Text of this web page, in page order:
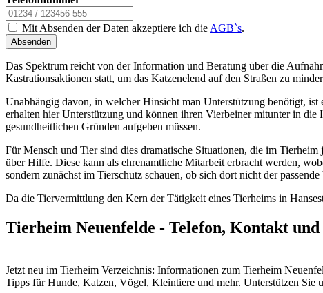
Mit Absenden der Daten akzeptiere ich die AGB`s.
Absenden
Das Spektrum reicht von der Information und Beratung über die
Kastrationsaktionen statt, um das Katzenelend auf den Straßen zu
Unabhängig davon, in welcher Hinsicht man Unterstützung benötigt,
erhalten hier Unterstützung und können ihren Vierbeiner mitunter in die
gesundheitlichen Gründen aufgeben müssen.
Für Mensch und Tier sind dies dramatische Situationen, die im
über Hilfe. Diese kann als ehrenamtliche Mitarbeit erbracht werden,
sondern zunächst im Tierschutz schauen, ob sich dort nicht der
Da die Tiervermittlung den Kern der Tätigkeit eines Tierheims in
Tierheim Neuenfelde - Telefon, Kontakt und
Jetzt neu im Tierheim Verzeichnis: Informationen zum Tierheim
Tipps für Hunde, Katzen, Vögel, Kleintiere und mehr. Unterstützen Sie